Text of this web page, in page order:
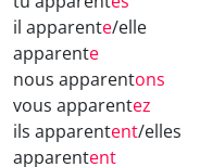
il apparente/elle
apparente
nous apparentons
vous apparentez
ils apparentent/elles
apparentent